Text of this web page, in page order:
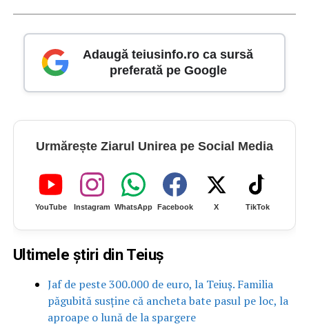
Adaugă teiusinfo.ro ca sursă
preferată pe Google
Urmărește Ziarul Unirea pe Social Media
YouTube Instagram WhatsApp Facebook X TikTok
Ultimele știri din Teiuș
Jaf de peste 300.000 de euro, la Teiuș. Familia
păgubită susține că ancheta bate pasul pe loc, la
aproape o lună de la spargere